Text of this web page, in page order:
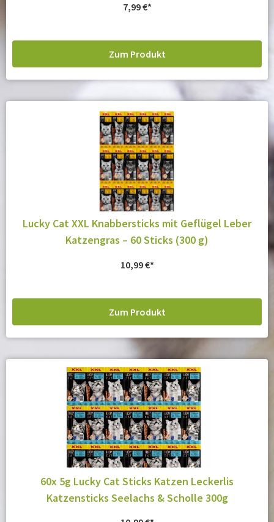
7,99€
Zum Produkt
Lucky Cat XXL Knabbersticks mit Geflügel Leber
Katzengras – 60 Sticks (300 g)
10,99€
Zum Produkt
60x 5g Lucky Cat Sticks Katzen Leckerlis
Katzensticks Seelachs & Scholle 300g